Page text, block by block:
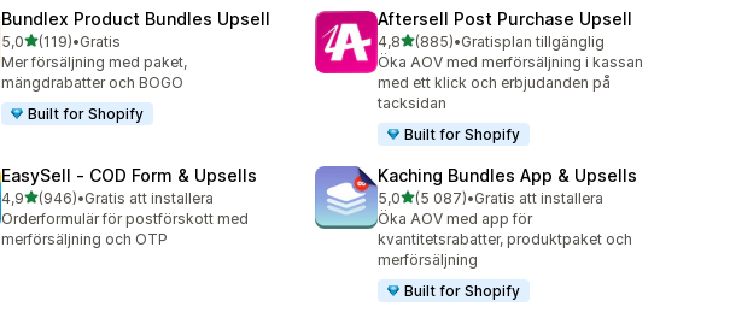
Bundlex Product Bundles Upsell
5,0av 5 stjärnor
(119)
119 recensioner totalt
•Gratis
Mer försäljning med paket,
mängdrabatter och BOGO
Built for Shopify
Aftersell Post Purchase Upsell
4,8av 5 stjärnor
(885)
885 recensioner totalt
•Gratisplan tillgänglig
Öka AOV med merförsäljning i kassan
med ett klick och erbjudanden på
tacksidan
Built for Shopify
EasySell ‑ COD Form & Upsells
4,9av 5 stjärnor
(946)
946 recensioner totalt
•Gratis att installera
Orderformulär för postförskott med
merförsäljning och OTP
Kaching Bundles App & Upsells
5,0av 5 stjärnor
(5 087)
5087 recensioner totalt
•Gratis att installera
Öka AOV med app för
kvantitetsrabatter, produktpaket och
merförsäljning
Built for Shopify